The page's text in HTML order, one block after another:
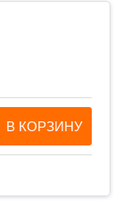
В КОРЗИНУ